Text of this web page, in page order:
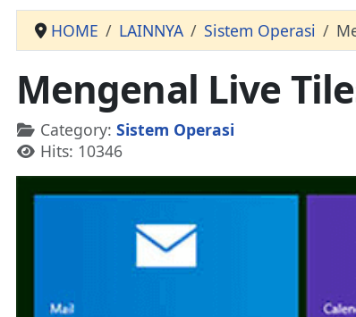
HOME LAINNYA Sistem Operasi
Mengenal Live
Details
Category: Sistem Operasi
Hits: 10346